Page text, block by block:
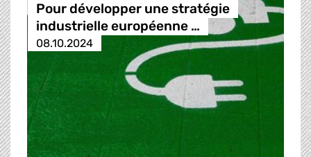
Pour développer une stratégie
industrielle européenne …
08.10.2024